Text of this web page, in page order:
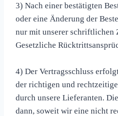
3) Nach einer bestätigten
oder eine Änderung der
nur mit unserer schriftlichen
Gesetzliche
4) Der Vertragsschluss
der richtigen und
durch unsere Lieferanten.
dann, soweit wir eine nicht